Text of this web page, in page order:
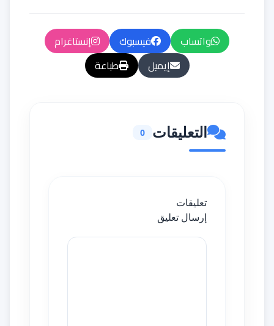
واتساب فيسبوك
إنستاغرام
إيميل
طباعة
التعليقات 0
تعليقات
إرسال تعليق